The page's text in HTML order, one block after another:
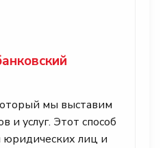
мы выставим
и услуг. Этот способ
юридических лиц и